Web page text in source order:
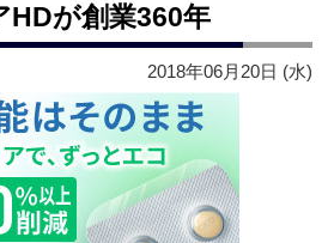
HDが創業360年
2018年06月20日 (水)